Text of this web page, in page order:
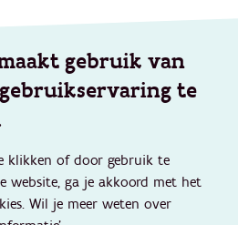
gebruik van
te
klikken of door gebruik te
website, ga je akkoord met het
Wil je meer weten over